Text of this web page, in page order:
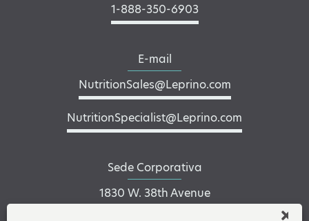
1-888-350-6903
E-mail
NutritionSales@Leprino.com
NutritionSpecialist@Leprino.com
Sede Corporativa
1830 W. 38th Avenue